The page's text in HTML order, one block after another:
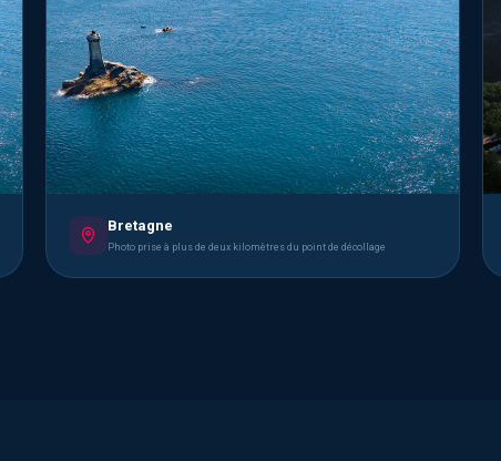
Bretagne
Photo prise à plus de deux kilomètres du point de décollage